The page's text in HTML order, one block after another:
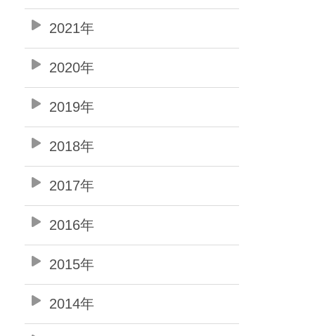
2021年
2020年
2019年
2018年
2017年
2016年
2015年
2014年